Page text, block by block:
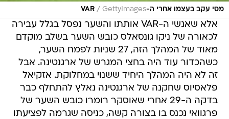
מסי עקב בעצמו אחרי ה-VAR / GettyImages
אלא שאנשי ה-VAR אותתו והשער נפסל בגלל עבירה
לכאורה של ניקו גונסאלס כובש השער בשלב מוקדם
מאוד של המהלך הזה, 27 שניות לפמח השער,
כשהכדור עוד היה בחצי המגרש של ארגנטינה. אבל
זה לא היה המהלך היחיד ששנוי במחלוקת. אזקיאל
פלאסיוס שחקנה של ארגנטינה נאלץ להתחלף כבר
בדקה ה-29 אחרי שאוסקר רומרו כובש השער של
פרגוואי נכנס בו בצורה קשה, כניסה שגרמה לפציעתו